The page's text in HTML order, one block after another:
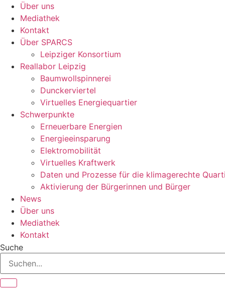
Über uns
Mediathek
Kontakt
Über SPARCS
Leipziger Konsortium
Reallabor Leipzig
Baumwollspinnerei
Dunckerviertel
Virtuelles Energiequartier
Schwerpunkte
Erneuerbare Energien
Energieeinsparung
Elektromobilität
Virtuelles Kraftwerk
Daten und Prozesse für die klimagerechte
Aktivierung der Bürgerinnen und Bürger
News
Über uns
Mediathek
Kontakt
Suche